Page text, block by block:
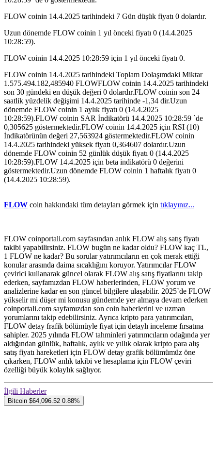
FLOW coinin 14.4.2025 tarihindeki 7 Gün düşük fiyatı 0 dolardır.
Uzun dönemde FLOW coinin 1 yıl önceki fiyatı 0 (14.4.2025
10:28:59).
FLOW coinin 14.4.2025 10:28:59 için 1 yıl önceki fiyatı 0.
FLOW coinin 14.4.2025 tarihindeki Toplam Dolaşımdaki Miktar
1.575.494.182,485940 FLOWFLOW coinin 14.4.2025 tarihindeki
son 30 gündeki en düşük değeri 0 dolardır.FLOW coinin son 24
saatlik yüzdelik değişimi 14.4.2025 tarihinde -1,34 dir.Uzun
dönemde FLOW coinin 1 aylık fiyatı 0 (14.4.2025
10:28:59).FLOW coinin SAR İndikatörü 14.4.2025 10:28:59 `de
0,305625 göstermektedir.FLOW coinin 14.4.2025 için RSI (10)
İndikatörünün değeri 27,563924 göstermektedir.FLOW coinin
14.4.2025 tarihindeki yüksek fiyatı 0,364607 dolardır.Uzun
dönemde FLOW coinin 52 günlük düşük fiyatı 0 (14.4.2025
10:28:59).FLOW 14.4.2025 için beta indikatörü 0 değerini
göstermektedir.Uzun dönemde FLOW coinin 1 haftalık fiyatı 0
(14.4.2025 10:28:59).
FLOW coin hakkındaki tüm detayları görmek için tıklayınız...
FLOW coinportali.com sayfasından anlık FLOW alış satış fiyatı
takibi yapabilirsiniz. FLOW bugün ne kadar oldu? FLOW kaç TL,
1 FLOW ne kadar? Bu sorular yatırımcıların en çok merak ettiği
konular arasında daima sıcaklığını koruyor. Yatırımcılar FLOW
çevirici kullanarak güncel olarak FLOW alış satış fiyatlarını takip
ederken, sayfamızdan FLOW haberlerinden, FLOW yorum ve
analizlerine kadar en son güncel bilgilere ulaşabilir. 2025`de FLOW
yükselir mi düşer mi konusu gündemde yer almaya devam ederken
coinportali.com sayfamızdan son coin haberlerini ve uzman
yorumlarını takip edebilirsiniz. Ayrıca kripto para yatırımcıları,
FLOW detay frafik bölümüyle fiyat için detaylı inceleme fırsatına
sahipler. 2025 yılında FLOW tahminleri yatırımcıların odağında yer
aldığından günlük, haftalık, aylık ve yıllık olarak kripto para alış
satış fiyatı hareketleri için FLOW detay grafik bölümümüz öne
çıkarken, FLOW anlık takibi ve hesaplama için FLOW çeviri
özelliği büyük kolaylık sağlıyor.
İlgili Haberler
Bitcoin $64,096.52 0.88%